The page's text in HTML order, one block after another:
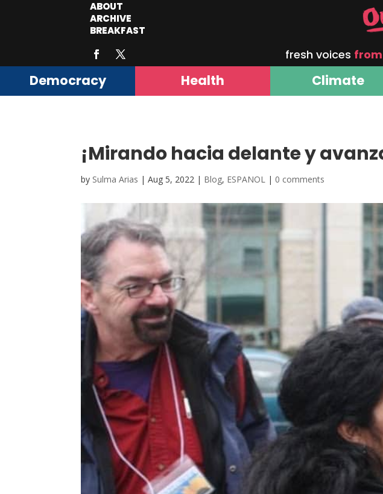
ABOUT
ARCHIVE
BREAKFAST
fresh voices
Democracy Health Climate
¡Mirando hacia delante y
by Sulma Arias |Aug 5, 2022 | Blog, ESPANOL | 0 comments